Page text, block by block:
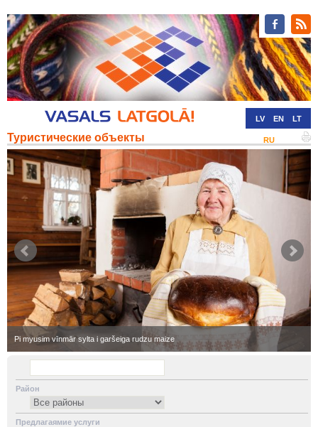
LV EN LT
RU
Туристические объекты
Pi myusim vīnmār sylta i garšeiga rudzu maize
•Район
Предлагаямие услуги